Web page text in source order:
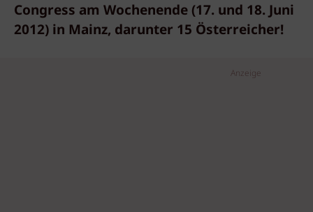
Congress am Wochenende (17. und 18. Juni
2012) in Mainz, darunter 15 Österreicher!
Anzeige